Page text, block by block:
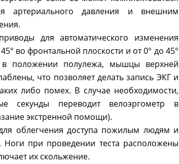
артериального давления и внешним
для автоматического изменения
во фронтальной плоскости и от 0° до 45°
в положении полулежа, мышцы верхней
что позволяет делать запись ЭКГ и
либо помех. В случае необходимости,
секунды переводит велоэргометр в
экстренной помощи).
облегчения доступа пожилым людям и
при проведении теста расположены
их скольжение.